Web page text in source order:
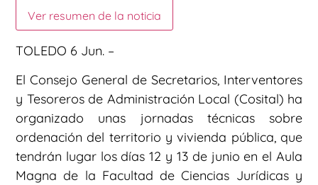
Ver resumen de la noticia
TOLEDO 6 Jun. –
El Consejo General de Secretarios, Interventores
y Tesoreros de Administración Local (Cosital) ha
organizado unas jornadas técnicas sobre
ordenación del territorio y vivienda pública, que
tendrán lugar los días 12 y 13 de junio en el Aula
Magna de la Facultad de Ciencias Jurídicas y